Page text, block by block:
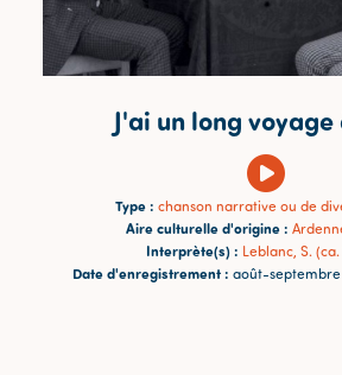
J'ai un long
Type : chanson narrative ou de
Aire culturelle d'origine :
Interprète(s) : Leblanc, S. (ca.
Date d'enregistrement : août-septembre